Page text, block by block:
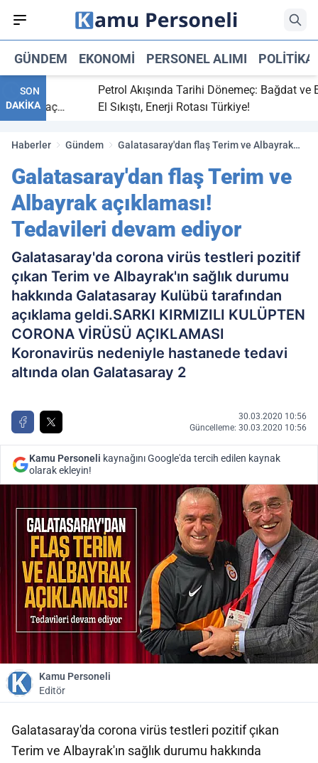
GÜNDEM EKONOMI PERSONEL ALIMI POLITIKA
SON
DAKİKA
bitti,
maç
Petrol Akışında Tarihi Dönemeç: Bağdat ve
El Sıkıştı, Enerji Rotası Türkiye!
Haberler Gündem
Galatasaray'dan flaş Terim ve Albayrak
Galatasaray'dan flaş Terim ve
Albayrak açıklaması!
Tedavileri devam ediyor
Galatasaray'da corona virüs testleri pozitif
çıkan Terim ve Albayrak'ın sağlık durumu
hakkında Galatasaray Kulübü tarafından
açıklama geldi.SARKI KIRMIZILI KULÜPTEN
CORONA VİRÜSÜ AÇIKLAMASI
Koronavirüs nedeniyle hastanede tedavi
altında olan Galatasaray 2
30.03.2020 10:56
Güncelleme: 30.03.2020 10:56
Kamu Personeli kaynağını Google'da tercih edilen kaynak
olarak ekleyin!
Kamu Personeli
Editör
Galatasaray'da corona virüs testleri pozitif çıkan
Terim ve Albayrak'ın sağlık durumu hakkında